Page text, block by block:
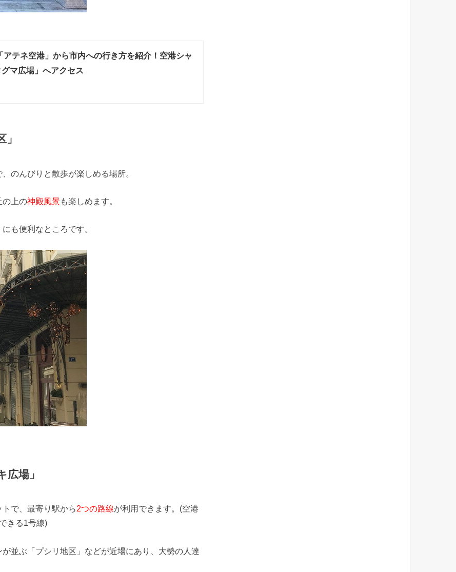
アテネ空港」から市内への行き方を紹介！空港シャ
マ広場」へアクセス
のんびりと散歩が楽しめる場所。
の上の神殿風景も楽しめます。
も便利なところです。
場」
トで、最寄り駅から2つの路線が利用できます。(空港
きる1号線)
並ぶ「プシリ地区」などが近場にあり、大勢の人達